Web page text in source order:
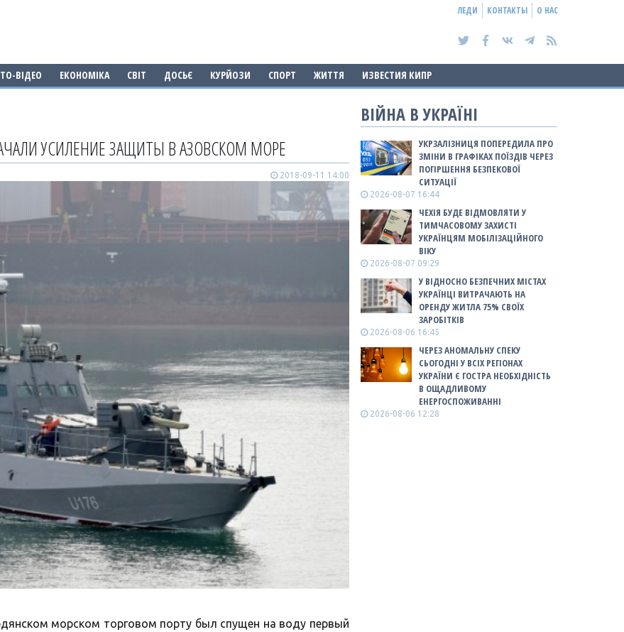
ЛЕДИ КОНТАКТЫ О НАС
ВІДЕО ЕКОНОМІКА СВІТ ДОСЬЄ КУРЙОЗИ СПОРТ ЖИТТЯ ИЗВЕСТИЯ КИПР
УСИЛЕНИЕ ЗАЩИТЫ В АЗОВСКОМ МОРЕ
2018-09-11 14:00
морском торговом порту был спущен на воду первый
ВІЙНА В УКРАЇНІ
УКРЗАЛІЗНИЦЯ ПОПЕРЕДИЛА ПРО
ЗМІНИ В ГРАФІКАХ ПОЇЗДІВ ЧЕРЕЗ
ПОГІРШЕННЯ БЕЗПЕКОВОЇ
СИТУАЦІЇ
2026-08-07 16:44
ЧЕХІЯ БУДЕ ВІДМОВЛЯТИ У
ТИМЧАСОВОМУ ЗАХИСТІ
УКРАЇНЦЯМ МОБІЛІЗАЦІЙНОГО
ВІКУ
2026-08-07 09:29
У ВІДНОСНО БЕЗПЕЧНИХ МІСТАХ
УКРАЇНЦІ ВИТРАЧАЮТЬ НА
ОРЕНДУ ЖИТЛА 75% СВОЇХ
ЗАРОБІТКІВ
2026-08-06 16:45
ЧЕРЕЗ АНОМАЛЬНУ СПЕКУ
СЬОГОДНІ У ВСІХ РЕГІОНАХ
УКРАЇНИ Є ГОСТРА НЕОБХІДНІСТЬ
В ОЩАДЛИВОМУ
ЕНЕРГОСПОЖИВАННІ
2026-08-06 12:28